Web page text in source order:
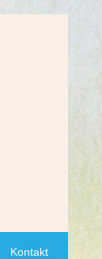
Kontakt